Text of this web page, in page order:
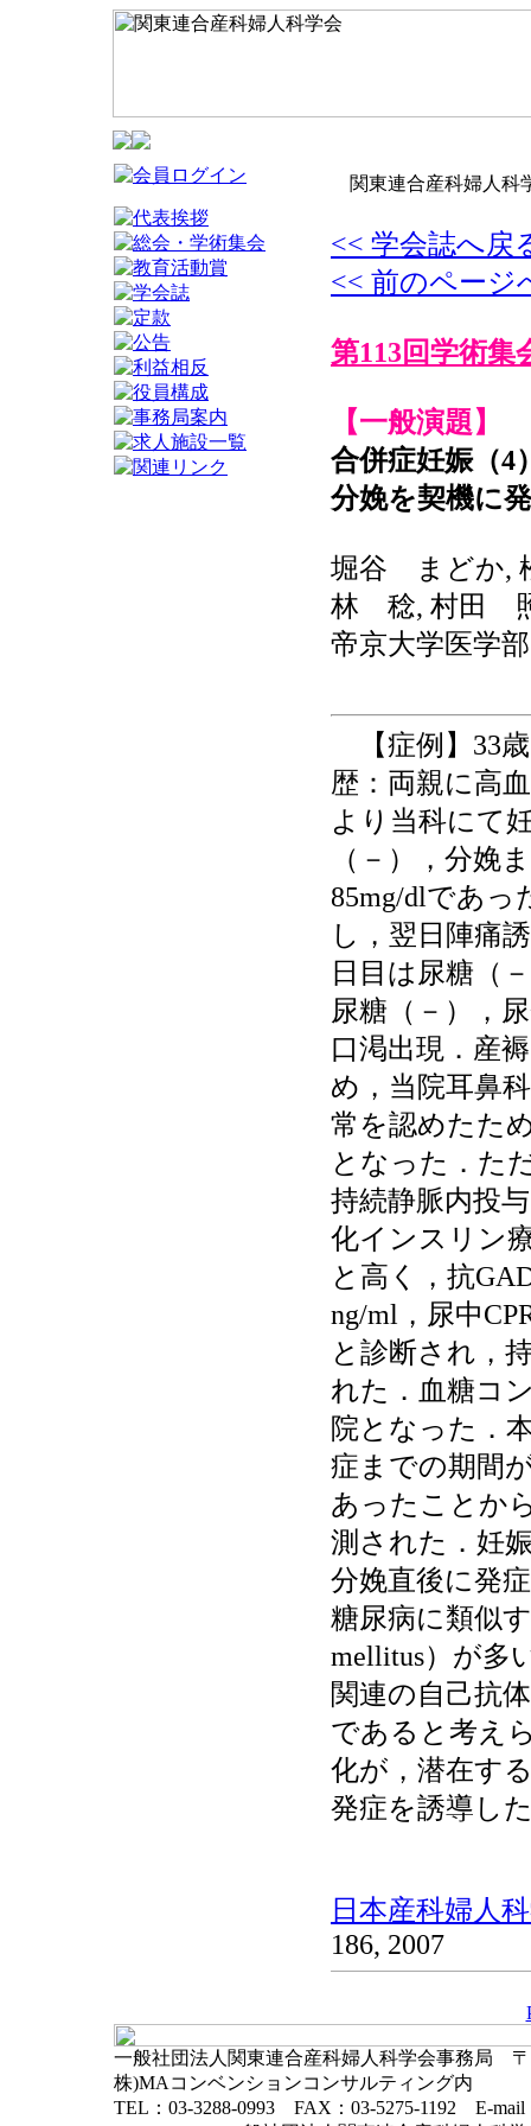
関東連合産科婦人科
<< 学会誌へ戻
<< 前のページ
第113回学術集
【一般演題】
合併症妊娠（4
分娩を契機に
堀谷 まどか,
林 稔, 村田
帝京大学医学
【症例】33
歴：両親に高
より当科にて
（－），分娩
85mg/dlであっ
し，翌日陣痛
日目は尿糖（
尿糖（－），
口渇出現．産
め，当院耳鼻
常を認めたた
となった．た
持続静脈内投
化インスリン
と高く，抗
ng/ml，尿中
と診断され，
れた．血糖コ
院となった．
症までの期間
あったことか
測された．妊
分娩直後に発
糖尿病に類似
mellitus）が多
関連の自己抗
であると考え
化が，潜在す
発症を誘導し
日本産科婦人
186, 2007
一般社団法人関東連合産科婦人科学会事務局 〒
株)MAコンベンションコンサルティング内
TEL：03-3288-0993 FAX：03-5275-1192 E-mail